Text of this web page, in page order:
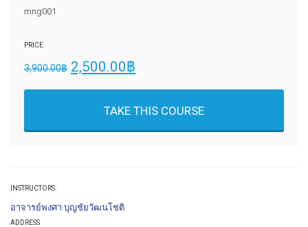
mng001
PRICE
3,900.00฿ 2,500.00฿
TAKE THIS COURSE
INSTRUCTORS:
อาจารย์พงศา บุญชัยวัฒนโชติ
ADDRESS